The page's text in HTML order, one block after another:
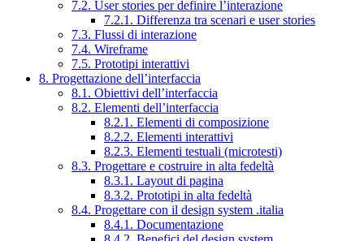
7.2. User stories per definire l’interazione
7.2.1. Differenza tra scenari e user stories
7.3. Flussi di interazione
7.4. Wireframe
7.5. Prototipi interattivi
8. Progettazione dell’interfaccia
8.1. Obiettivi dell’interfaccia
8.2. Elementi dell’interfaccia
8.2.1. Elementi di composizione
8.2.2. Elementi interattivi
8.2.3. Elementi testuali (microtesti)
8.3. Progettare e costruire in alta fedeltà
8.3.1. Layout di pagina
8.3.2. Prototipi in alta fedeltà
8.4. Progettare con il design system .italia
8.4.1. Documentazione